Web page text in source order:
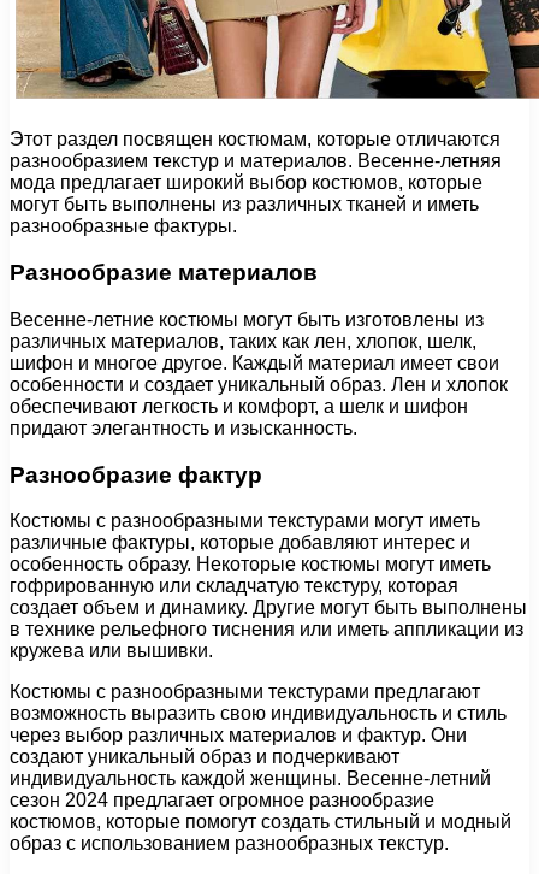
Этот раздел посвящен костюмам, которые отличаются
разнообразием текстур и материалов. Весенне-летняя
мода предлагает широкий выбор костюмов, которые
могут быть выполнены из различных тканей и иметь
разнообразные фактуры.
Разнообразие материалов
Весенне-летние костюмы могут быть изготовлены из
различных материалов, таких как лен, хлопок, шелк,
шифон и многое другое. Каждый материал имеет свои
особенности и создает уникальный образ. Лен и хлопок
обеспечивают легкость и комфорт, а шелк и шифон
придают элегантность и изысканность.
Разнообразие фактур
Костюмы с разнообразными текстурами могут иметь
различные фактуры, которые добавляют интерес и
особенность образу. Некоторые костюмы могут иметь
гофрированную или складчатую текстуру, которая
создает объем и динамику. Другие могут быть выполнены
в технике рельефного тиснения или иметь аппликации из
кружева или вышивки.
Костюмы с разнообразными текстурами предлагают
возможность выразить свою индивидуальность и стиль
через выбор различных материалов и фактур. Они
создают уникальный образ и подчеркивают
индивидуальность каждой женщины. Весенне-летний
сезон 2024 предлагает огромное разнообразие
костюмов, которые помогут создать стильный и модный
образ с использованием разнообразных текстур.